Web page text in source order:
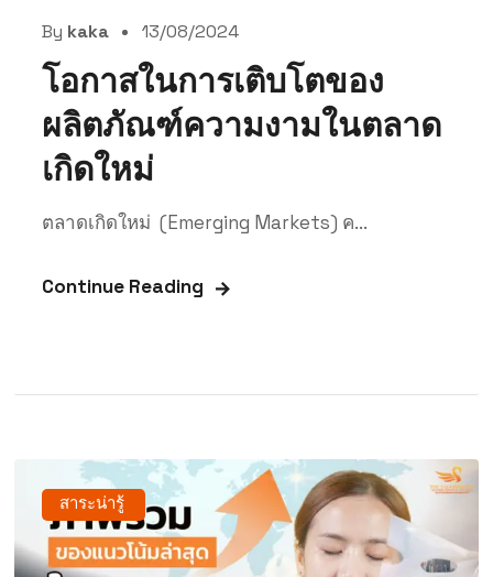
By kaka 13/08/2024
โอกาสในการเติบโตของ
ผลิตภัณฑ์ความงามในตลาด
เกิดใหม่
ตลาดเกิดใหม่ (Emerging Markets) ค...
Continue Reading
สาระน่ารู้